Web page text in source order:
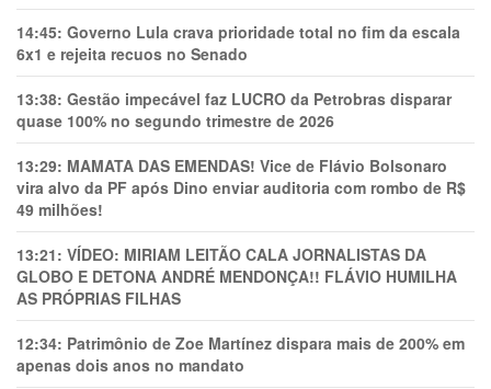
14:45: Governo Lula crava prioridade total no fim da escala
6x1 e rejeita recuos no Senado
13:38: Gestão impecável faz LUCRO da Petrobras disparar
quase 100% no segundo trimestre de 2026
13:29: MAMATA DAS EMENDAS! Vice de Flávio Bolsonaro
vira alvo da PF após Dino enviar auditoria com rombo de R$
49 milhões!
13:21: VÍDEO: MIRIAM LEITÃO CALA JORNALISTAS DA
GLOBO E DETONA ANDRÉ MENDONÇA!! FLÁVIO HUMILHA
AS PRÓPRIAS FILHAS
12:34: Patrimônio de Zoe Martínez dispara mais de 200% em
apenas dois anos no mandato